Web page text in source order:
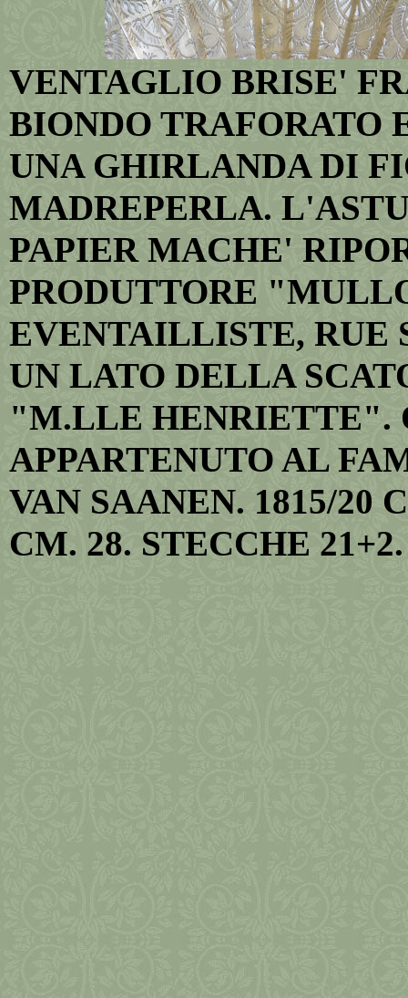
VENTAGLIO BRISE'
BIONDO TRAFORATO
UNA GHIRLANDA DI
MADREPERLA.
PAPIER MACHE'
PRODUTTORE
EVENTAILLISTE, RUE
UN LATO DELLA
"M.LLE HENRIETTE".
APPARTENUTO AL
VAN SAANEN. 1815/20
CM. 28. STECCHE 21+2.